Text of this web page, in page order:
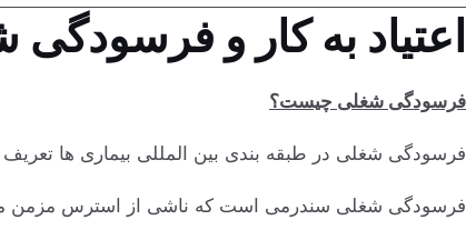
اعتیاد به کار و
فرسودگی شغلی چیست؟
فرسودگی شغلی در طبقه بندی بین المللی بیماری ها
فرسودگی شغلی سندرمی است که ناشی از استرس مزمن